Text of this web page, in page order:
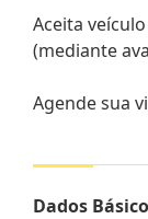
Aceita
(mediante
Agende sua
Dados